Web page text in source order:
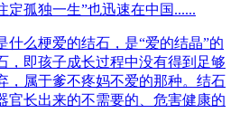
定孤独一生”也迅速在中国......
什么梗爱的结石，是“爱的结晶”的
，即孩子成长过程中没有得到足够
，属于爹不疼妈不爱的那种。结石
官长出来的不需要的、危害健康的